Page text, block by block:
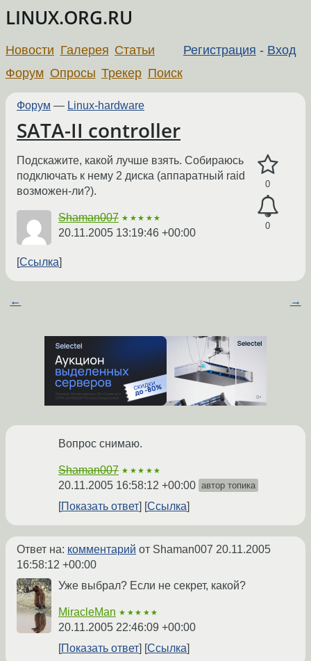
LINUX.ORG.RU
Регистрация - Вход
Новости Галерея Статьи
Форум Опросы Трекер Поиск
Форум — Linux-hardware
SATA-II controller
0
0
Подскажите, какой лучше взять. Собираюсь
подключать к нему 2 диска (аппаратный raid
возможен-ли?).
Shaman007 ★★★★★
20.11.2005 13:19:46 +00:00
Ссылка
← →
Вопрос снимаю.
Shaman007 ★★★★★
20.11.2005 16:58:12 +00:00 автор топика
Показать ответ Ссылка
Ответ на: комментарий от Shaman007 20.11.2005
16:58:12 +00:00
Уже выбрал? Если не секрет, какой?
MiracleMan ★★★★★
20.11.2005 22:46:09 +00:00
Показать ответ
Ссылка